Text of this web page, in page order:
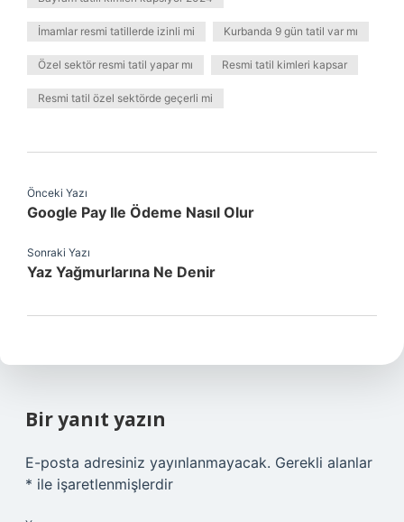
İmamlar resmi tatillerde izinli mi Kurbanda 9 gün tatil var mı
Özel sektör resmi tatil yapar mı Resmi tatil kimleri kapsar
Resmi tatil özel sektörde geçerli mi
Önceki Yazı
Google Pay Ile Ödeme Nasıl Olur
Sonraki Yazı
Yaz Yağmurlarına Ne Denir
Bir yanıt yazın
E-posta adresiniz yayınlanmayacak. Gerekli alanlar
* ile işaretlenmişlerdir